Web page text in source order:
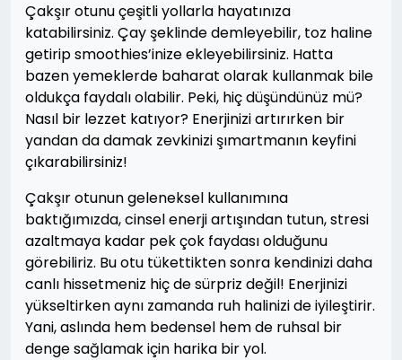
Çakşır otunu çeşitli yollarla hayatınıza
katabilirsiniz. Çay şeklinde demleyebilir, toz haline
getirip smoothies’inize ekleyebilirsiniz. Hatta
bazen yemeklerde baharat olarak kullanmak bile
oldukça faydalı olabilir. Peki, hiç düşündünüz mü?
Nasıl bir lezzet katıyor? Enerjinizi artırırken bir
yandan da damak zevkinizi şımartmanın keyfini
çıkarabilirsiniz!
Çakşır otunun geleneksel kullanımına
baktığımızda, cinsel enerji artışından tutun, stresi
azaltmaya kadar pek çok faydası olduğunu
görebiliriz. Bu otu tükettikten sonra kendinizi daha
canlı hissetmeniz hiç de sürpriz değil! Enerjinizi
yükseltirken aynı zamanda ruh halinizi de iyileştirir.
Yani, aslında hem bedensel hem de ruhsal bir
denge sağlamak için harika bir yol.